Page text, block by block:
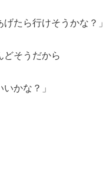
たら行けそうかな？」
どそうだから
かな？」